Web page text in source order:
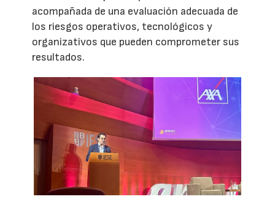
acompañada de una evaluación adecuada de
los riesgos operativos, tecnológicos y
organizativos que pueden comprometer sus
resultados.